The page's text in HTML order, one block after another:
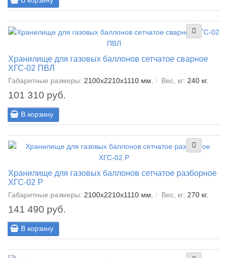
Хранилище для газовых баллонов сетчатое сварное
ХГС-02 ПВЛ
Габаритные размеры: 2100х2210х1110 мм. Вес, кг: 240 кг.
101 310 руб.
В корзину
Хранилище для газовых баллонов сетчатое разборное
ХГС-02 Р
Габаритные размеры: 2100х2210х1110 мм. Вес, кг: 270 кг.
141 490 руб.
В корзину